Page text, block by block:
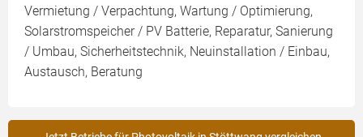
Vermietung / Verpachtung, Wartung / Optimierung,
Solarstromspeicher / PV Batterie, Reparatur, Sanierung
/ Umbau, Sicherheitstechnik, Neuinstallation / Einbau,
Austausch, Beratung